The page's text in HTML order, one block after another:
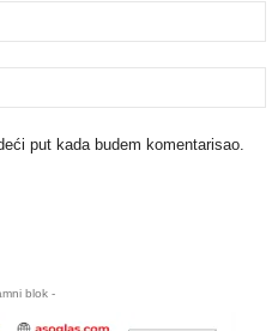
put kada budem komentarisao.
blok -